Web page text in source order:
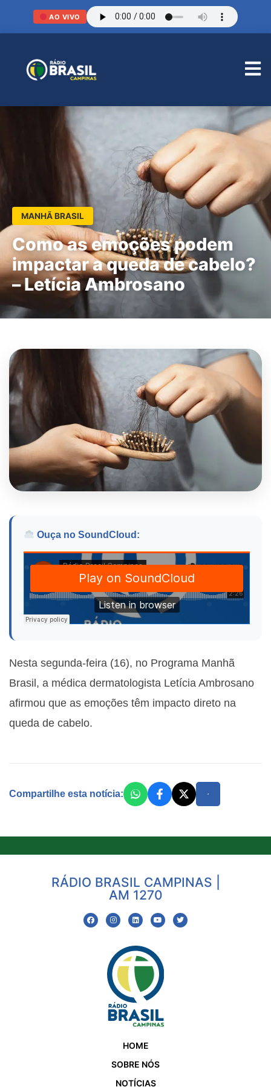
AO VIVO
MANHÃ BRASIL
Como as emoções podem
impactar a queda de cabelo?
– Letícia Ambrosano
Ouça no SoundCloud:
Nesta segunda-feira (16), no Programa Manhã
Brasil, a médica dermatologista Letícia Ambrosano
afirmou que as emoções têm impacto direto na
queda de cabelo.
Compartilhe esta notícia:
RÁDIO BRASIL CAMPINAS |
AM 1270
HOME
SOBRE NÓS
NOTÍCIAS